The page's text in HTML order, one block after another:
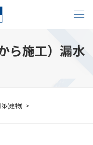
ら施工）漏水
(建物)